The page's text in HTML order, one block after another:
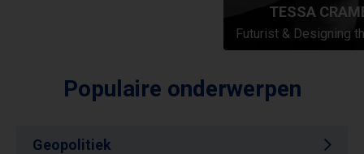
TESSA
Futurist & Designing
Populaire onderwerpen
Geopolitiek